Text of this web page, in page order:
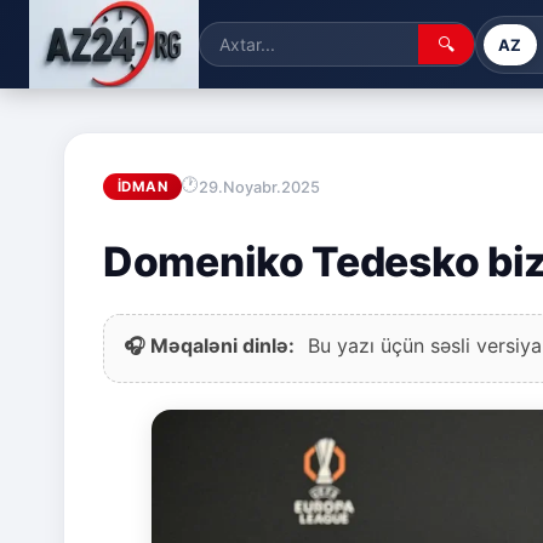
🔍 AZ
İDMAN 29.Noyabr.2025
Domeniko Tedesko
🎧 Məqaləni dinlə: Bu yazı üçün səsli